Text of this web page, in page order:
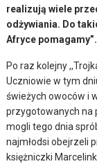
realizują wiele
odżywiania. Do
Afryce pomagamy”.
Po raz kolejny
Uczniowie w tym
świeżych owoców i
przygotowanych na
mogli tego dnia
najmłodsi obejrzeli
księżniczki